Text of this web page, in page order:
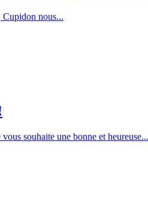
nous...
souhaite une bonne et heureuse...